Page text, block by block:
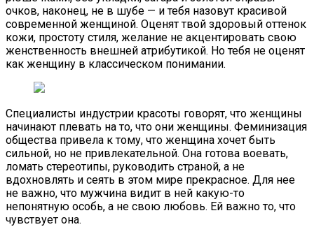
очков, наконец, не в шубе — и тебя назовут красивой
современной женщиной. Оценят твой здоровый оттенок
кожи, простоту стиля, желание не акцентировать свою
женственность внешней атрибутикой. Но тебя не оценят
как женщину в классическом понимании.
Специалисты индустрии красоты говорят, что женщины
начинают плевать на то, что они женщины. Феминизация
общества привела к тому, что женщина хочет быть
сильной, но не привлекательной. Она готова воевать,
ломать стереотипы, руководить страной, а не
вдохновлять и сеять в этом мире прекрасное. Для нее
не важно, что мужчина видит в ней какую-то
непонятную особь, а не свою любовь. Ей важно то, что
чувствует она.